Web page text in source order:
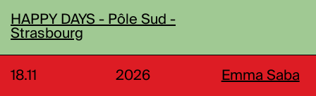
HAPPY DAYS - Pôle Sud -
Strasbourg
18.11 2026 Emma Saba